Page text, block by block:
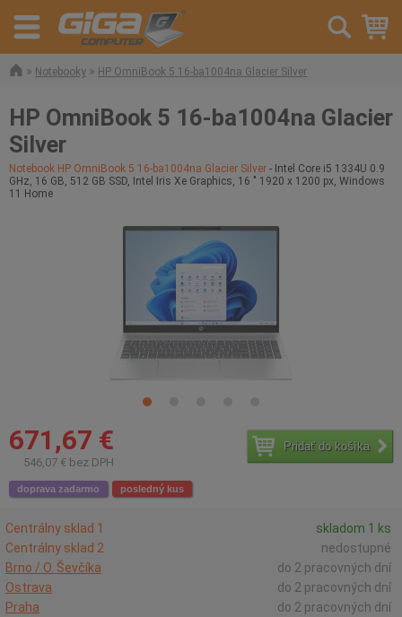
» Notebooky » HP OmniBook 5 16-ba1004na Glacier Silver
HP OmniBook 5 16-ba1004na Glacier
Silver
Notebook HP OmniBook 5 16-ba1004na Glacier Silver - Intel Core i5 1334U 0.9
GHz, 16 GB, 512 GB SSD, Intel Iris Xe Graphics, 16 " 1920 x 1200 px, Windows
11 Home
671,67 €
546,07 € bez DPH
Pridať do košíka
doprava zadarmo posledný kus
Centrálny sklad 1
skladom 1 ks
Centrálny sklad 2
nedostupné
Brno / O. Ševčíka
do 2 pracovných dní
Ostrava
do 2 pracovných dní
Praha
do 2 pracovných dní